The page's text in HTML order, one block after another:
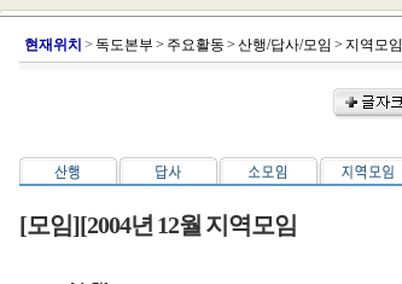
현재위치 > 독도본부 > 주요활동 > 산행/답사/모임 > 지역모임
[모임][2004년 12월 지역모임